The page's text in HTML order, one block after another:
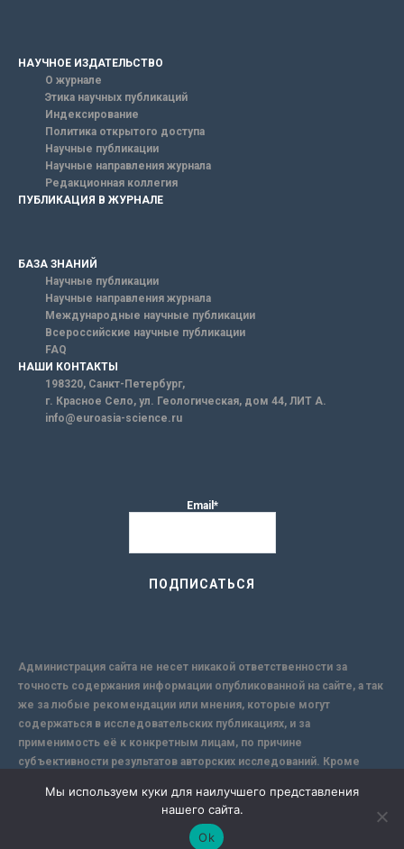
НАУЧНОЕ ИЗДАТЕЛЬСТВО
О журнале
Этика научных публикаций
Индексирование
Политика открытого доступа
Научные публикации
Научные направления журнала
Редакционная коллегия
ПУБЛИКАЦИЯ В ЖУРНАЛЕ
БАЗА ЗНАНИЙ
Научные публикации
Научные направления журнала
Международные научные публикации
Всероссийские научные публикации
FAQ
НАШИ КОНТАКТЫ
198320, Санкт-Петербург,
г. Красное Село, ул. Геологическая, дом 44, ЛИТ А.
info@euroasia-science.ru
Email*
Администрация сайта не несет никакой ответственности за
точность содержания информации опубликованной на сайте, а так
же за любые рекомендации или мнения, которые могут
содержаться в исследовательских публикациях, и за
применимость её к конкретным лицам, по причине
субъективности результатов авторских исследований. Кроме
надежной защиты информации, Сайт не несет ответственности за
Мы используем куки для наилучшего представления
нашего сайта.
Ok